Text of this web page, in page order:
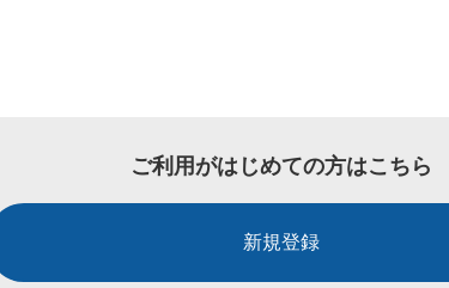
ご利用がはじめての方はこちら
新規登録